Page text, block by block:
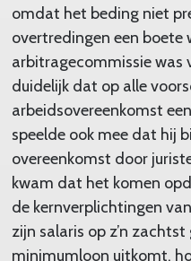
omdat het beding niet
overtredingen een boete
arbitragecommissie was
duidelijk dat op alle
arbeidsovereenkomst
speelde ook mee dat hij
overeenkomst door
kwam dat het komen
de kernverplichtingen
zijn salaris op z’n
minimumloon uitkomt,